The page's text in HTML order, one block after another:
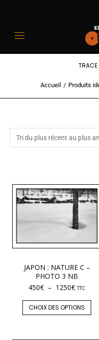
TRACE
Vous êtes ici :
Accueil Produits
JAPON : NATURE C –
PHOTO 3 NB
450€ – 1250€ TTC
CHOIX DES OPTIONS